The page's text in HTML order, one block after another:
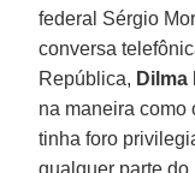
federal Sérgio
conversa
República,
na maneira como
tinha foro
qualquer parte do